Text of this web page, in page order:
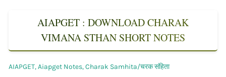
AIAPGET : DOWNLOAD CHARAK
VIMANA STHAN SHORT NOTES
AIAPGET,Aiapget Notes,Charak Samhita/चरक संहिता